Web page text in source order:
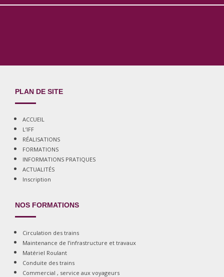
PLAN DE SITE
ACCUEIL
L’IFF
RÉALISATIONS
FORMATIONS
INFORMATIONS PRATIQUES
ACTUALITÉS
Inscription
NOS FORMATIONS
Circulation des trains
Maintenance de l’infrastructure et travaux
Matériel Roulant
Conduite des trains
Commercial , service aux voyageurs